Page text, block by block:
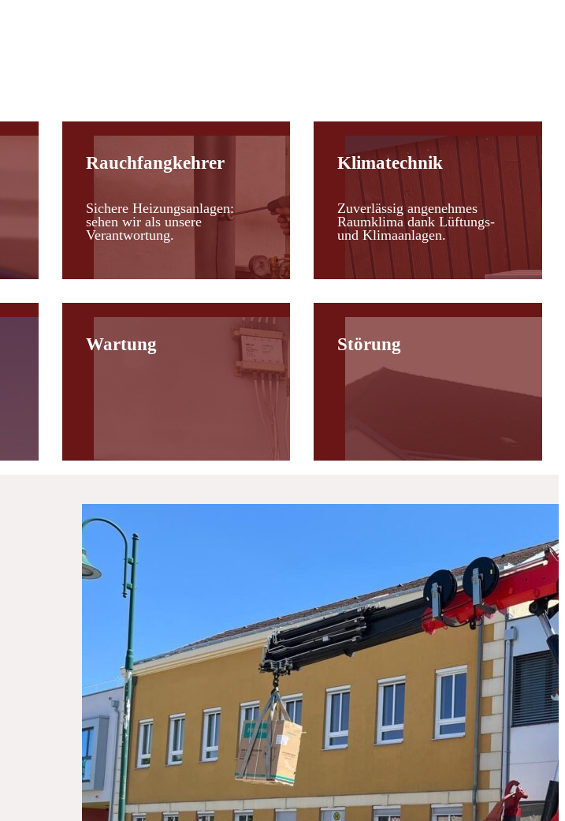
Rauchfangkehrer
Sichere Heizungsanlagen:
sehen wir als unsere
Verantwortung.
Klimatechnik
Zuverlässig angenehmes
Raumklima dank Lüftungs-
und Klimaanlagen.
Wartung Störung